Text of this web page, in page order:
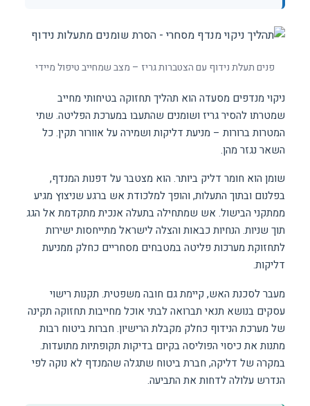
פנים תעלת נידוף עם הצטברות גריז – מצב שמחייב טיפול מיידי
ניקוי מנדפים מסעדה הוא תהליך תחזוקה בטיחותי מחייב
שמטרתו להסיר גריז ושומנים שהתעבו במערכת הפליטה. שתי
המטרות ברורות – מניעת דליקות ושמירה על אוורור תקין. כל
השאר נגזר מהן.
שומן הוא חומר דליק ביותר. הוא מצטבר על דפנות המנדף,
בפלנום ובתוך התעלות, והופך למלכודת אש ברגע שניצוץ מגיע
ממתקני הבישול. אש שמתחילה בתעלה אנכית מתקדמת אל הגג
תוך שניות. הנחיות כבאות והצלה לישראל מתייחסות ישירות
לתחזוקת מערכות פליטה במטבחים מסחריים כחלק ממניעת
דליקות.
מעבר לסכנת האש, קיימת גם חובה משפטית. תקנות רישוי
עסקים בנושא תנאי תברואה לבתי אוכל מחייבות תחזוקה תקינה
של מערכת הנידוף כחלק מקבלת הרישיון. חברות ביטוח רבות
מתנות את כיסוי הפוליסה בקיום בדיקות תקופתיות מתועדות.
במקרה של דליקה, חברת ביטוח שתגלה שהמנדף לא נוקה לפי
הנדרש עלולה לדחות את התביעה.